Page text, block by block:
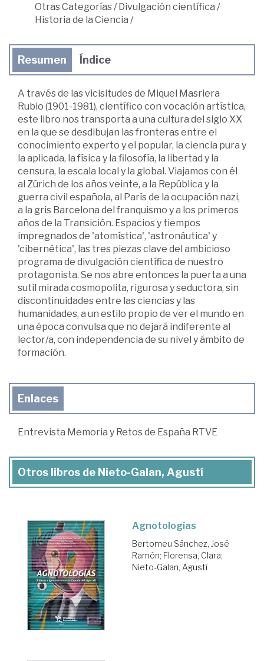
Otras Categorías /Divulgación científica /
Historia de la Ciencia /
Resumen Índice
A través de las vicisitudes de Miquel Masriera
Rubio (1901-1981), científico con vocación artística,
este libro nos transporta a una cultura del siglo XX
en la que se desdibujan las fronteras entre el
conocimiento experto y el popular, la ciencia pura y
la aplicada, la física y la filosofía, la libertad y la
censura, la escala local y la global. Viajamos con él
al Zúrich de los años veinte, a la República y la
guerra civil española, al París de la ocupación nazi,
a la gris Barcelona del franquismo y a los primeros
años de la Transición. Espacios y tiempos
impregnados de 'atomística', 'astronáutica' y
'cibernética', las tres piezas clave del ambicioso
programa de divulgación científica de nuestro
protagonista. Se nos abre entonces la puerta a una
sutil mirada cosmopolita, rigurosa y seductora, sin
discontinuidades entre las ciencias y las
humanidades, a un estilo propio de ver el mundo en
una época convulsa que no dejará indiferente al
lector/a, con independencia de su nivel y ámbito de
formación.
Enlaces
Entrevista Memoria y Retos de España RTVE
Otros libros de Nieto-Galan, Agustí
Agnotologías
Bertomeu Sánchez, José
Ramón; Florensa, Clara;
Nieto-Galan, Agustí